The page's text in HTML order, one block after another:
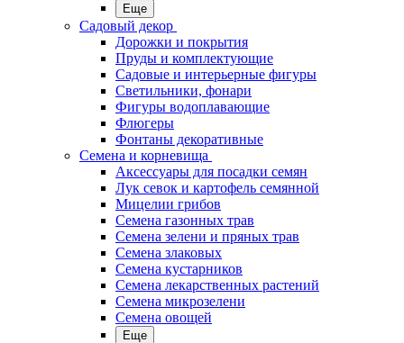
Еще
Садовый декор
Дорожки и покрытия
Пруды и комплектующие
Садовые и интерьерные фигуры
Светильники, фонари
Фигуры водоплавающие
Флюгеры
Фонтаны декоративные
Семена и корневища
Аксессуары для посадки семян
Лук севок и картофель семянной
Мицелии грибов
Семена газонных трав
Семена зелени и пряных трав
Семена злаковых
Семена кустарников
Семена лекарственных растений
Семена микрозелени
Семена овощей
Еще